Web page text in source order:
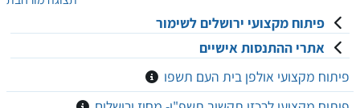
פיתוח מקצועי ירושלים לשימור
אתרי ההתנסות אישיים
פיתוח מקצועי אולפן בית העם תשפו